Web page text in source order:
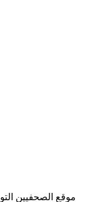
موقع الصحفيين